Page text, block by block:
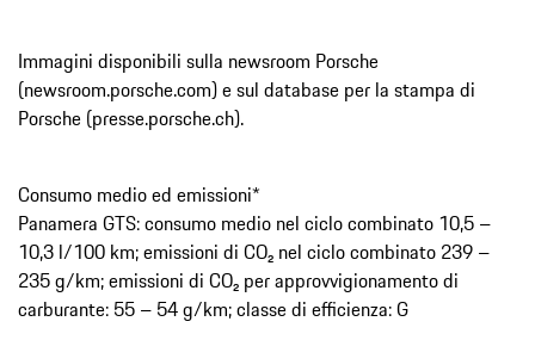
Immagini disponibili sulla newsroom Porsche
(newsroom.porsche.com) e sul database per la stampa di
Porsche (presse.porsche.ch).
Consumo medio ed emissioni*
Panamera GTS: consumo medio nel ciclo combinato 10,5 –
10,3 l/100 km; emissioni di CO₂ nel ciclo combinato 239 –
235 g/km; emissioni di CO₂ per approvvigionamento di
carburante: 55 – 54 g/km; classe di efficienza: G